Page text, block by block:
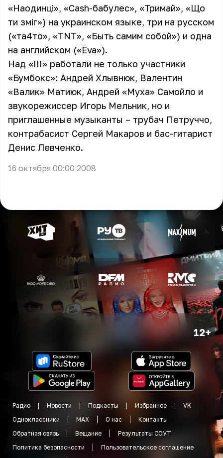
«Наодинцi», «Cash-бабулес», «Тримай», «Що
ти змiг») на украинском языке, три на русском
(«та4то», «TNT», «Быть самим собой») и одна
на английском («Eva»).
Над «III» работали не только участники
«Бумбокс»: Андрей Хлывнюк, Валентин
«Валик» Матиюк, Андрей «Муха» Самойло и
звукорежиссер Игорь Мельник, но и
приглашенные музыканты – трубач Петруччо,
контрабасист Сергей Макаров и бас-гитарист
Денис Левченко.
16 октября 00:00 2008
12+
Радио Новости Подкасты Избранное
VK
Одноклассники
MAX О нас
Контакты
Обратная связь
Вещание
Результаты СОУТ
Политика безопасности
Пользовательское соглашение